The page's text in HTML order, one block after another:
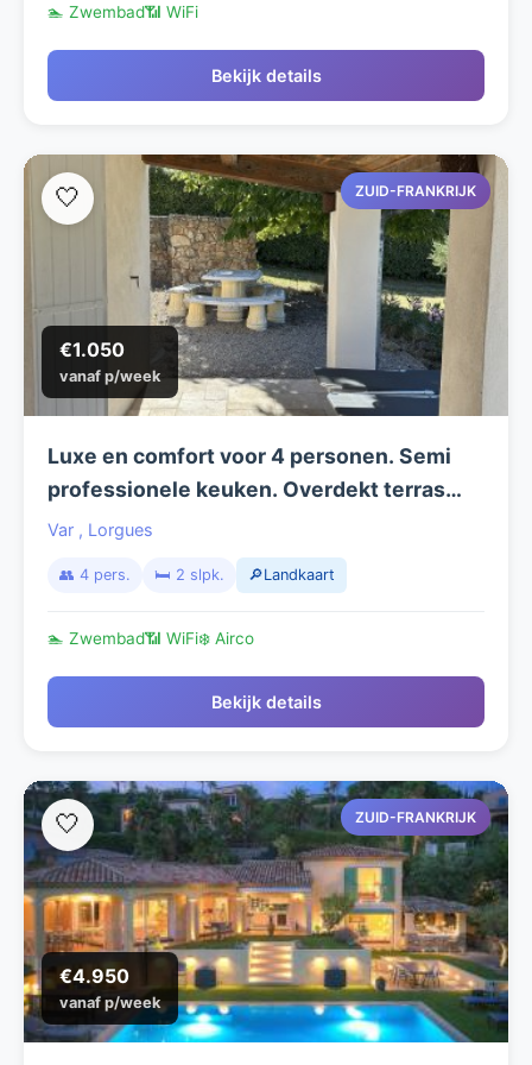
🏊 Zwembad📶 WiFi
Bekijk details
ZUID-FRANKRIJK
€1.050
vanaf p/week
🤍
Luxe en comfort voor 4 personen. Semi
professionele keuken. Overdekt terras
75m2. Verwarmd zoutwater zwembad
Var , Lorgues
👥 4 pers. 🛏️ 2 slpk. 🔎Landkaart
🏊 Zwembad📶 WiFi❄️ Airco
Bekijk details
ZUID-FRANKRIJK
€4.950
vanaf p/week
🤍